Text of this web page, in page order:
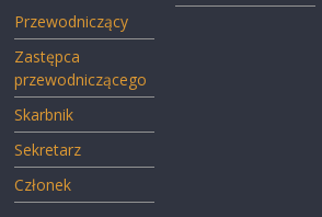
Przewodniczący
Zastępca
przewodniczącego
Skarbnik
Sekretarz
Członek